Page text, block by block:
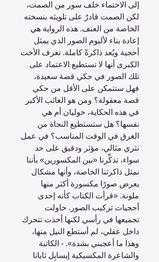
إلى الاحتماء خلف سور من الصمت،
لكن الصمت قادرٌ على تلويثه بنسخته
الخاصة من العنف. هذه الرواية هي
إعادة بناء لألبوم الصور الذي يمثل
أحجية ويُعد ذاكرةً كاملة. تعرف الأخت
الكبرى أنها لا تستطيع الاعتماد على
تلك الصور في حكي قصة سعيدة،
فهل ستتمكن على الأقل من حكي
قصة معقولة؟ ومن هو الغائب الأكبر
في هذه الحكاية، خوليان أم هي
نفسها؟ هل ستستطيع النجاة من
الغرق في الوقت المناسب؟ في عمل
نثري مثالي، مؤثر ودقيق على حد
سواء، تذكِّرنا «بين المكسورين» بأننا
نمثل ذاكرتنا الخاصة، وأنها مشكال
يعرض صورًا مكسورة أكثر منها
ملونة. «قرأت الكتاب كأنه إحدى
أحجيات تركيب الصور. حاولت
تجميعها في رأسي لكنها أخذت تتحرك
داخل عقلي، لم أستطع النيل منها،
وهذا ما أعجبني بشدة». - الكاتبة
والشاعرة المكسيكية إيسابِل ثاباتا